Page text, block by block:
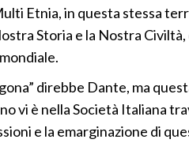
Etnia, in questa stessa
Storia e la Nostra
direbbe Dante, ma
vi è nella Società Italiana
e la emarginazione di